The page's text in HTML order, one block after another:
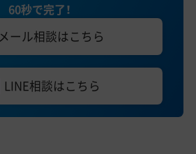
60秒で完了！
メール相談はこちら
LINE相談はこちら